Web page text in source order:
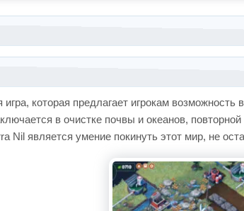
которая предлагает игрокам
в очистке почвы и океанов,
Nil является умение покинуть этот мир, не